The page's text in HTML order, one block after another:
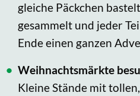
gleiche Päckchen
gesammelt und jeder
Ende einen ganzen
Weihnachtsmärkte
Kleine Stände mit